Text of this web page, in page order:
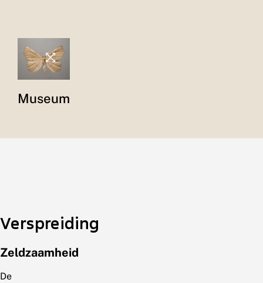
Museum
Verspreiding
Zeldzaamheid
De